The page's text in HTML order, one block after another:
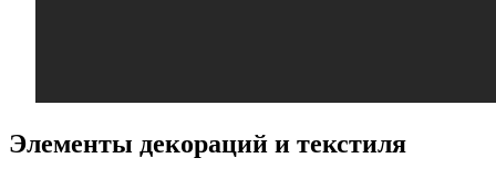
Элементы декораций и текстиля